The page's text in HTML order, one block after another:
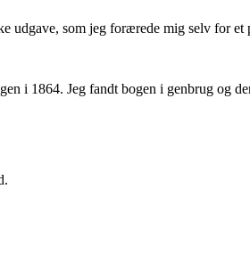
som jeg forærede mig selv for et
i 1864. Jeg fandt bogen i genbrug og